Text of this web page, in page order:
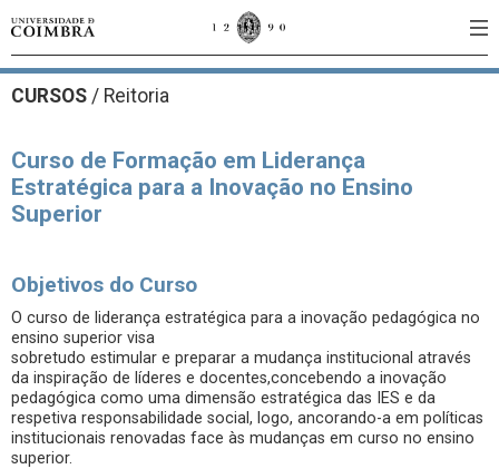
CURSOS / Reitoria
Curso de Formação em Liderança
Estratégica para a Inovação no Ensino
Superior
Objetivos do Curso
O curso de liderança estratégica para a inovação pedagógica no
ensino superior visa
sobretudo estimular e preparar a mudança institucional através
da inspiração de líderes e docentes,concebendo a inovação
pedagógica como uma dimensão estratégica das IES e da
respetiva responsabilidade social, logo, ancorando-a em políticas
institucionais renovadas face às mudanças em curso no ensino
superior.